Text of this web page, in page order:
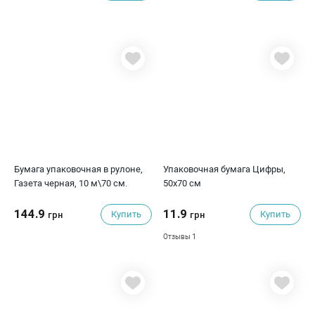
Бумага упаковочная в рулоне,
Газета черная, 10 м\70 см.
144.9 грн Купить
Упаковочная бумага Цифры,
50х70 см
11.9 грн Купить
Отзывы 1